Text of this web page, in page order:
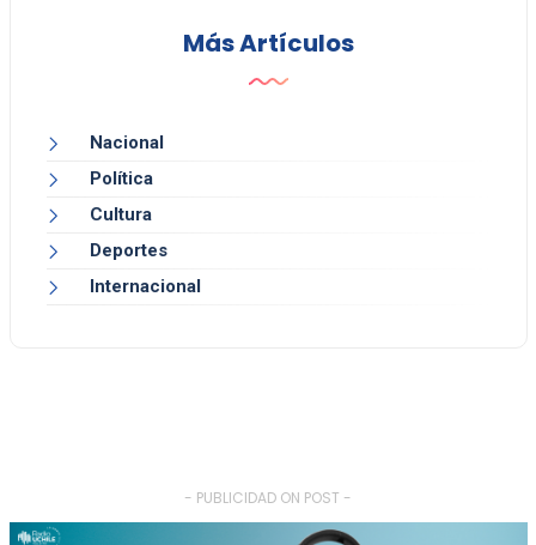
Más Artículos
Nacional
Política
Cultura
Deportes
Internacional
- PUBLICIDAD ON POST -